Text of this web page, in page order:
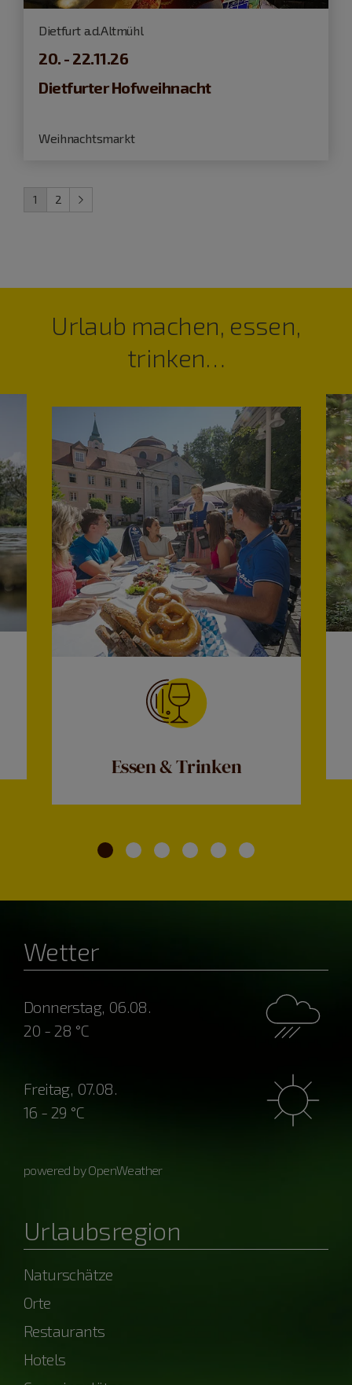
Dietfurt a.d.Altmühl
20. - 22.11.26
Dietfurter Hofweihnacht
Weihnachtsmarkt
1 2
Urlaub machen, essen,
trinken…
Essen & Trinken
Wetter
Donnerstag, 06.08.
20 - 28 °C
Freitag, 07.08.
16 - 29 °C
powered by OpenWeather
Urlaubsregion
Naturschätze
Orte
Restaurants
Hotels